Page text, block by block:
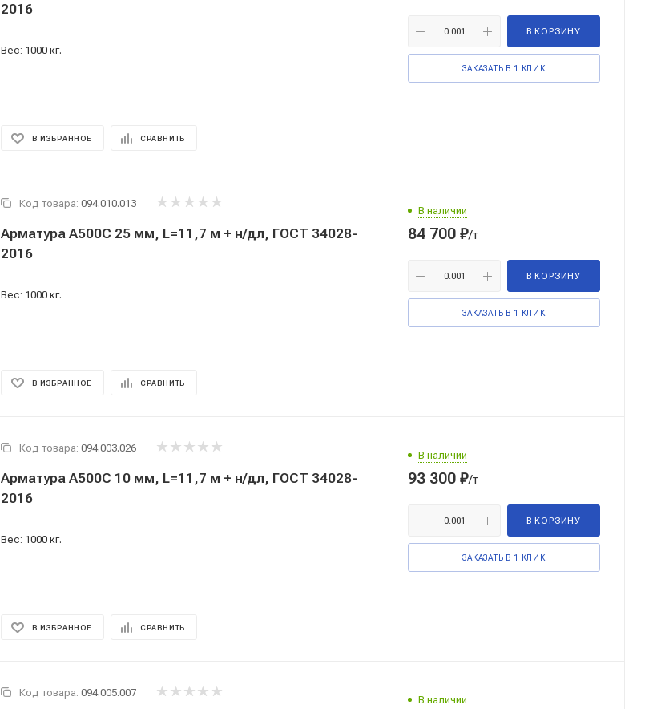
2016
Вес: 1000 кг.
В ИЗБРАННОЕ СРАВНИТЬ
В КОРЗИНУ
ЗАКАЗАТЬ В 1 КЛИК
Код товара: 094.010.013
Арматура А500С 25 мм, L=11,7 м + н/дл, ГОСТ 34028-
2016
Вес: 1000 кг.
В ИЗБРАННОЕ СРАВНИТЬ
В наличии
84 700 ₽/т
В КОРЗИНУ
ЗАКАЗАТЬ В 1 КЛИК
Код товара: 094.003.026
Арматура А500С 10 мм, L=11,7 м + н/дл, ГОСТ 34028-
2016
Вес: 1000 кг.
В ИЗБРАННОЕ СРАВНИТЬ
В наличии
93 300 ₽/т
В КОРЗИНУ
ЗАКАЗАТЬ В 1 КЛИК
Код товара: 094.005.007
В наличии